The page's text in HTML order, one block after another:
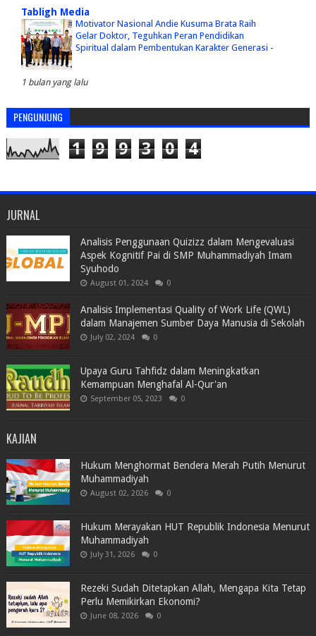
Tabligh Media
Motivator Nasional Andie Kusuma Brata Raih
Gelar Doktor, Teguhkan Peran Pendidikan
Spiritual dalam Pembentukan Karakter Generasi -
1 bulan yang lalu
PENGUNJUNG
1 9 9 3 0 4
JURNAL
Analisis Penggunaan Quizizz dalam Mengevaluasi
Aspek Kognitif Pai di SMP Muhammadiyah Imam
Syuhodo
August 01, 2024 0
Analisis Implementasi Quality of Work Life (QWL)
dalam Manajemen Sumber Daya Manusia di Sekolah
July 02, 2024 0
Upaya Guru Tahfidz dalam Meningkatkan
Kemampuan Menghafal Al-Qur'an
September 05, 2023 0
KAJIAN
Hukum Menghormat Bendera Merah Putih Menurut
Muhammadiyah
August 02, 2026 0
Hukum Merayakan HUT Republik Indonesia Menurut
Muhammadiyah
July 31, 2026 0
Rezeki Sudah Ditetapkan Allah, Mengapa Kita Tetap
Perlu Memikirkan Ekonomi?
June 08, 2026 0